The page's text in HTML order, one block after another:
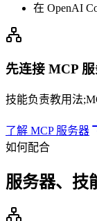
在 OpenAI
先连接 MCP
技能负责教用法
了解 MCP 服务器
如何配合
服务器、技